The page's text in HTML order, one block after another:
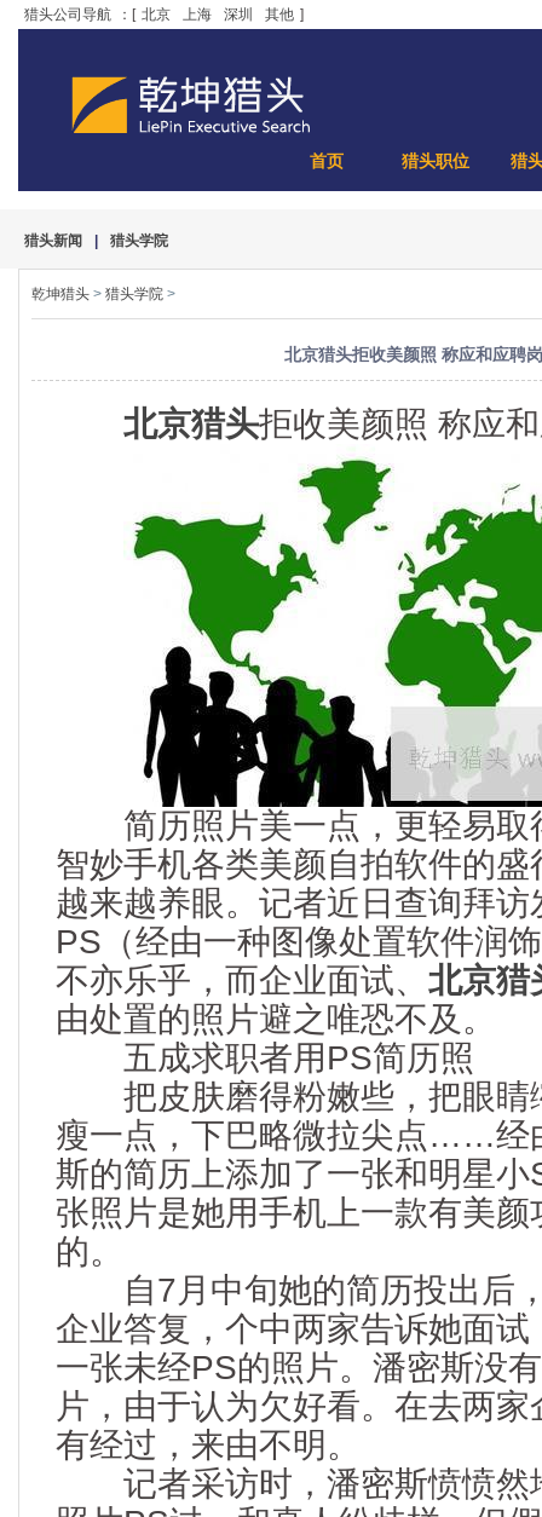
猎头公司导航 ：[ 北京 上海 深圳 其他 ]
首页 猎头职位 猎
猎头新闻 猎头学院
乾坤猎头 > 猎头学院 >
北京猎头拒收美颜照 称应和应聘
北京猎头拒收美颜照 称应
简历照片美一点，更轻易取
智妙手机各类美颜自拍软件的
越来越养眼。记者近日查询拜访
PS（经由一种图像处置软件润
不亦乐乎，而企业面试、 北京猎
由处置的照片避之唯恐不及。
五成求职者用PS简历照
把皮肤磨得粉嫩些，把眼睛
瘦一点，下巴略微拉尖点……经
斯的简历上添加了一张和明星
张照片是她用手机上一款有美
的。
自7月中旬她的简历投出后
企业答复，个中两家告诉她面
一张未经PS的照片。潘密斯没
片，由于认为欠好看。在去两
有经过，来由不明。
记者采访时，潘密斯愤愤然